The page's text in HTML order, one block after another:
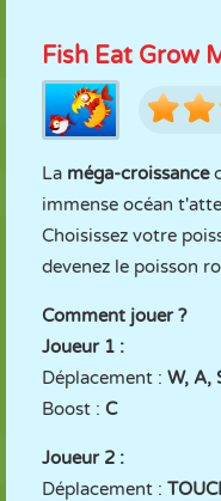
Fish Eat Grow
La méga-croissance
immense océan
Choisissez votre
devenez le poisson
Comment jouer ?
Joueur 1 :
Déplacement : W, A,
Boost : C
Joueur 2 :
Déplacement :